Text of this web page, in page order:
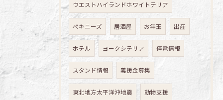
ウエストハイランドホワイトテリア
ペキニーズ 居酒屋 お年玉 出産
ホテル ヨークシテリア 停電情報
スタンド情報 義援金募集
東北地方太平洋沖地震 動物支援